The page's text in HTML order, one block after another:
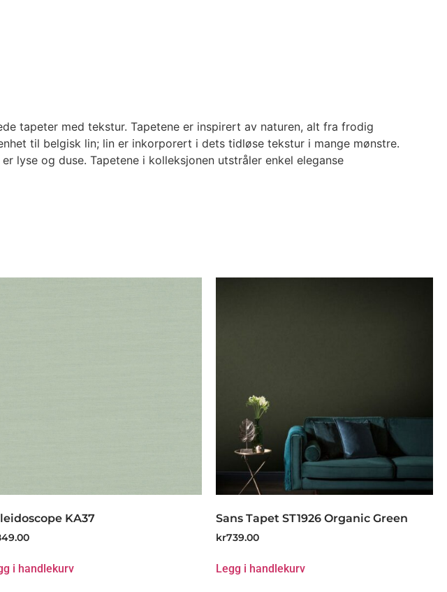
tapeter med tekstur. Tapetene er inspirert av naturen, alt fra frodig
til belgisk lin; lin er inkorporert i dets tidløse tekstur i mange mønstre.
lyse og duse. Tapetene i kolleksjonen utstråler enkel eleganse
KA37
i handlekurv
Sans Tapet ST1926 Organic Green
kr739.00
Legg i handlekurv